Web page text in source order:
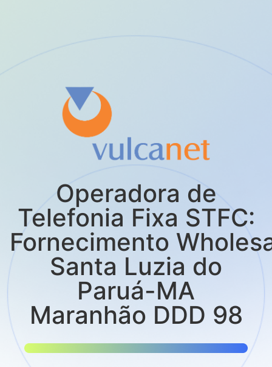
Operadora de
Telefonia Fixa STFC:
Fornecimento
Santa Luzia do
Paruá-MA
Maranhão DDD 98